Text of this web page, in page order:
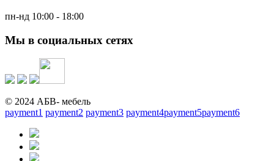
пн-нд 10:00 - 18:00
Мы в социальных сетях
© 2024 АБВ- мебель
payment1 payment2 payment3 payment4payment5payment6